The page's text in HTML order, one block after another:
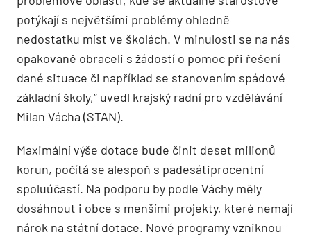
potýkají s největšími problémy ohledně
nedostatku míst ve školách. V minulosti se na nás
opakovaně obraceli s žádostí o pomoc při řešení
dané situace či například se stanovením spádové
základní školy,“ uvedl krajský radní pro vzdělávání
Milan Vácha (STAN).
Maximální výše dotace bude činit deset milionů
korun, počítá se alespoň s padesátiprocentní
spoluúčastí. Na podporu by podle Váchy měly
dosáhnout i obce s menšími projekty, které nemají
nárok na státní dotace. Nové programy vzniknou